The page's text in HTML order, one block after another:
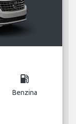
local_gas_station
Benzina